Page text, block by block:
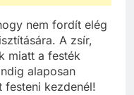
nem fordít elég
A zsír,
miatt a festék
alaposan
kezdenél!